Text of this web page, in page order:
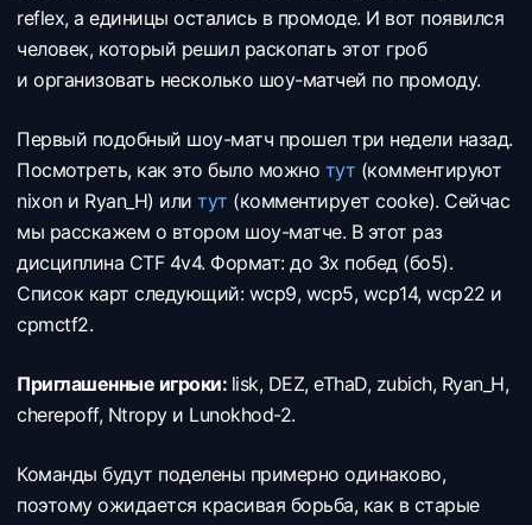
reflex, а единицы остались в промоде. И вот появился
человек, который решил раскопать этот гроб
и организовать несколько шоу-матчей по промоду.
Первый подобный шоу-матч прошел три недели назад.
Посмотреть, как это было можно тут (комментируют
nixon и Ryan_H) или тут (комментирует cooke). Сейчас
мы расскажем о втором шоу-матче. В этот раз
дисциплина CTF 4v4. Формат: до 3х побед (бо5).
Список карт следующий: wcp9, wcp5, wcp14, wcp22 и
cpmctf2.
Приглашенные игроки: lisk, DEZ, eThaD, zubich, Ryan_H,
cherepoff, Ntropy и Lunokhod-2.
Команды будут поделены примерно одинаково,
поэтому ожидается красивая борьба, как в старые